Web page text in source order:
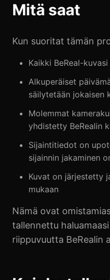
Mitä saat
Kun suoritat tämän
Kaikki BeReal-
Alkuperäiset
säilytetään jokaisen
Molemmat
yhdistetty BeRealin
Sijaintitiedot on
sijainnin jakaminen
Kuvat on järjestetty
mukaan
Nämä ovat
tallennettu
riippuvuutta BeRealin